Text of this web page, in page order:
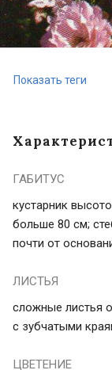
Показать теги
ГАБИТУС
кустарник
больше 80 см;
почти от
ЛИСТЬЯ
сложные листья
с зубчатыми
ЦВЕТЕНИЕ